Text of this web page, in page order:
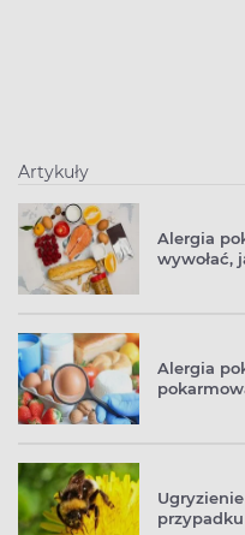
Artykuły
Alergia
wywołać,
Alergia